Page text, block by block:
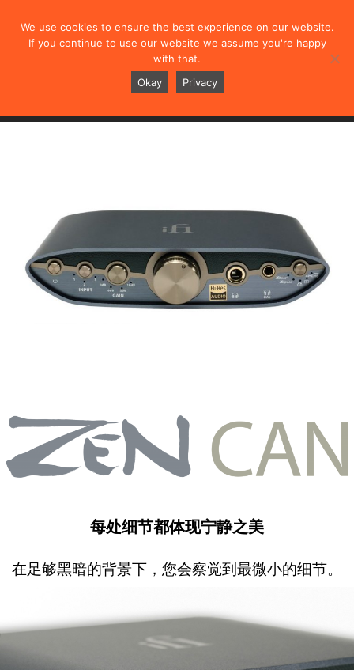
ZEN CAN 3
每处细节都体现宁静之美
在足够黑暗的背景下，您会察觉到最微小的细节。
We use cookies to ensure the best experience on our website.
If you continue to use our website we assume you're happy
with that.
Okay
Privacy